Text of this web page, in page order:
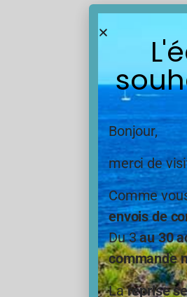
Bonjour,
merci de
Comme
envois de
Du 3au 30
commande
Lareprise